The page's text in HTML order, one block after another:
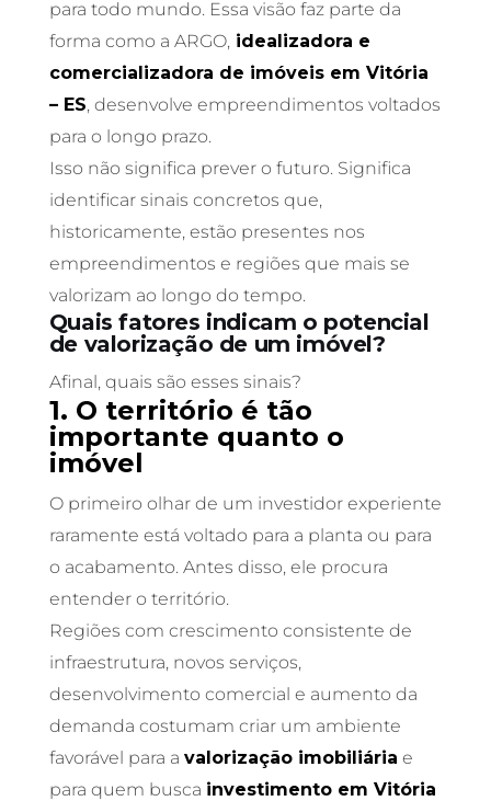
para todo mundo. Essa visão faz parte da
forma como a ARGO,idealizadora e
comercializadora de imóveis em Vitória
– ES, desenvolve empreendimentos voltados
para o longo prazo.
Isso não significa prever o futuro. Significa
identificar sinais concretos que,
historicamente, estão presentes nos
empreendimentos e regiões que mais se
valorizam ao longo do tempo.
Quais fatores indicam o potencial
de valorização de um imóvel?
Afinal, quais são esses sinais?
1. O território é tão
importante quanto o
imóvel
O primeiro olhar de um investidor experiente
raramente está voltado para a planta ou para
o acabamento. Antes disso, ele procura
entender o território.
Regiões com crescimento consistente de
infraestrutura, novos serviços,
desenvolvimento comercial e aumento da
demanda costumam criar um ambiente
favorável para a valorização imobiliária e
para quem busca investimento em Vitória